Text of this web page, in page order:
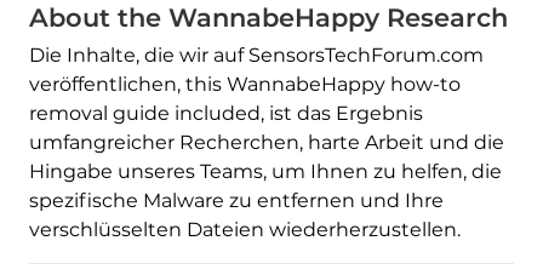
About the WannabeHappy Research
Die Inhalte, die wir auf SensorsTechForum.com
veröffentlichen, this WannabeHappy how-to
removal guide included, ist das Ergebnis
umfangreicher Recherchen, harte Arbeit und die
Hingabe unseres Teams, um Ihnen zu helfen, die
spezifische Malware zu entfernen und Ihre
verschlüsselten Dateien wiederherzustellen.